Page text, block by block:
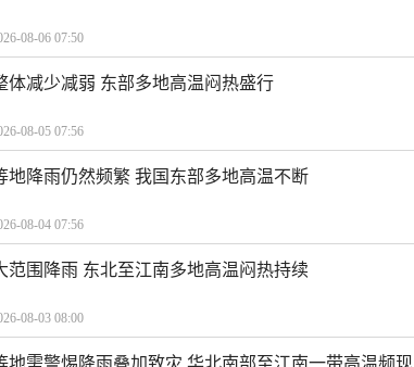
08-06 07:50
体减少减弱 东部多地高温闷热盛行
08-05 07:56
地降雨仍然频繁 我国东部多地高温不断
08-04 07:56
范围降雨 东北至江南多地高温闷热持续
08-03 08:00
地需警惕降雨叠加致灾 华北南部至江南一带高温频现